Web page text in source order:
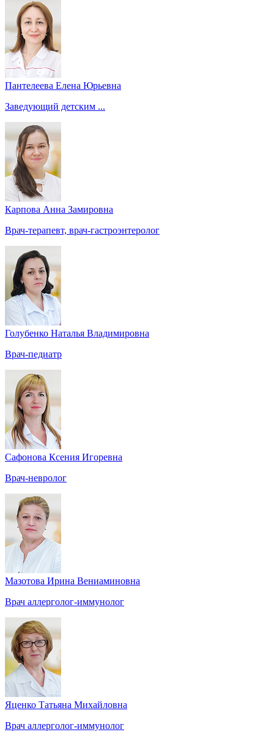
Пантелеева Елена Юрьевна
Заведующий детским ...
Карпова Анна Замировна
Врач-терапевт, врач-гастроэнтеролог
Голубенко Наталья Владимировна
Врач-педиатр
Сафонова Ксения Игоревна
Врач-невролог
Мазотова Ирина Вениаминовна
Врач аллерголог-иммунолог
Яценко Татьяна Михайловна
Врач аллерголог-иммунолог